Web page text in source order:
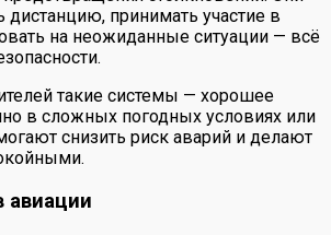
принимать участие в
на неожиданные ситуации — всё
такие системы — хорошее
в сложных погодных условиях или
снизить риск аварий и делают
авиации